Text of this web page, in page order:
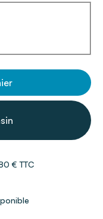
€ TTC